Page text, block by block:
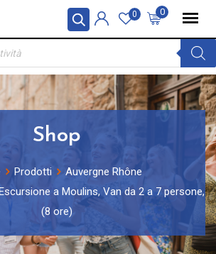
cookies 0
0
Shop
Prodotti
Auvergne Rhône
a Moulins, Van da 2 a 7 persone,
(8 ore)